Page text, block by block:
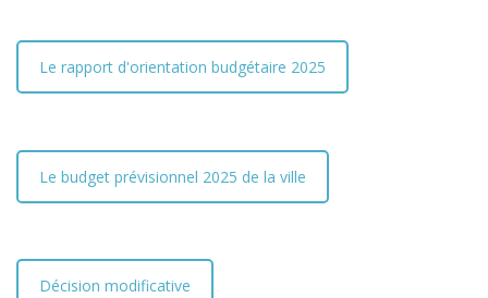
Le rapport d'orientation budgétaire 2025
Le budget prévisionnel 2025 de la ville
Décision modificative